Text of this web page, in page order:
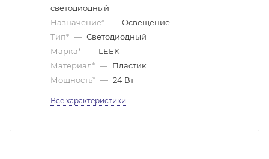
светодиодный
Назначение* — Освещение
Тип* — Светодиодный
Марка* — LEEK
Материал* — Пластик
Мощность* — 24 Вт
Все характеристики